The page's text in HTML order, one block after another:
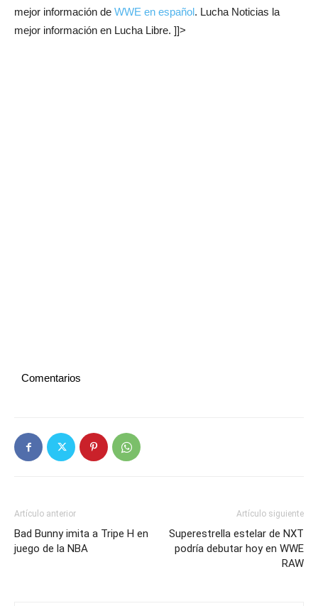
mejor información de WWE en español. Lucha Noticias la
mejor información en Lucha Libre. ]]>
Comentarios
Artículo anterior
Bad Bunny imita a Tripe H en
juego de la NBA
Artículo siguiente
Superestrella estelar de NXT
podría debutar hoy en WWE
RAW